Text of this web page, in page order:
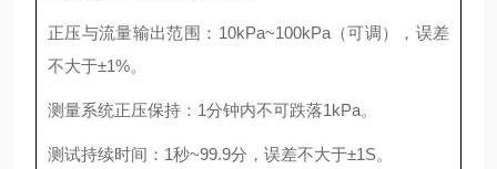
正压与流量输出范围：10kPa~100kPa（可调），误差
不大于±1%。
测量系统正压保持：1分钟内不可跌落1kPa。
测试持续时间：1秒~99.9分，误差不大于±1S。